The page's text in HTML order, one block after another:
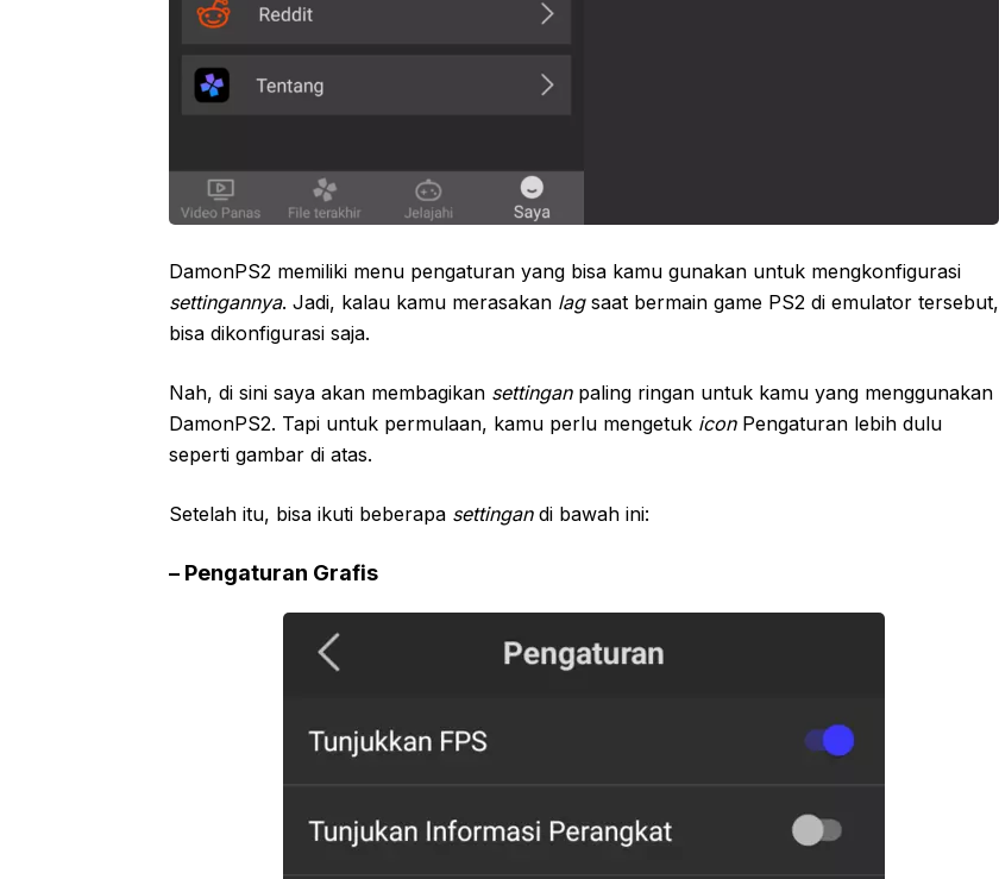
DamonPS2 memiliki menu pengaturan yang bisa kamu gunakan untuk mengkonfigurasi
settingannya. Jadi, kalau kamu merasakan lagsaat bermain game PS2 di emulator tersebut,
bisa dikonfigurasi saja.
Nah, di sini saya akan membagikan settinganpaling ringan untuk kamu yang menggunakan
DamonPS2. Tapi untuk permulaan, kamu perlu mengetuk iconPengaturan lebih dulu
seperti gambar di atas.
Setelah itu, bisa ikuti beberapa settingandi bawah ini:
– Pengaturan Grafis